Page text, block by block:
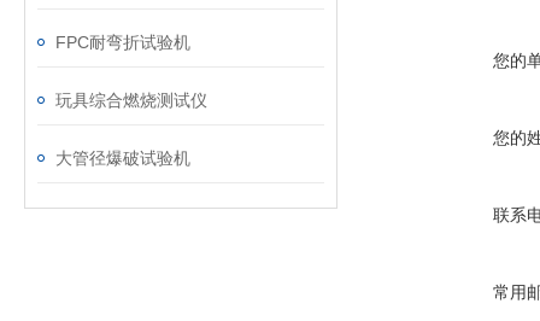
FPC耐弯折试验机
玩具综合燃烧测试仪
大管径爆破试验机
您的
您的
联系
常用